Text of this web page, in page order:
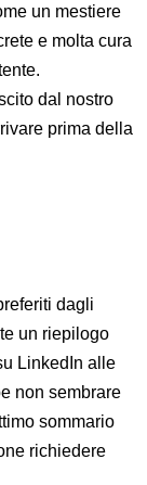
un mestiere
e molta cura
dal nostro
prima della
dagli
un riepilogo
LinkedIn alle
non sembrare
sommario
richiedere